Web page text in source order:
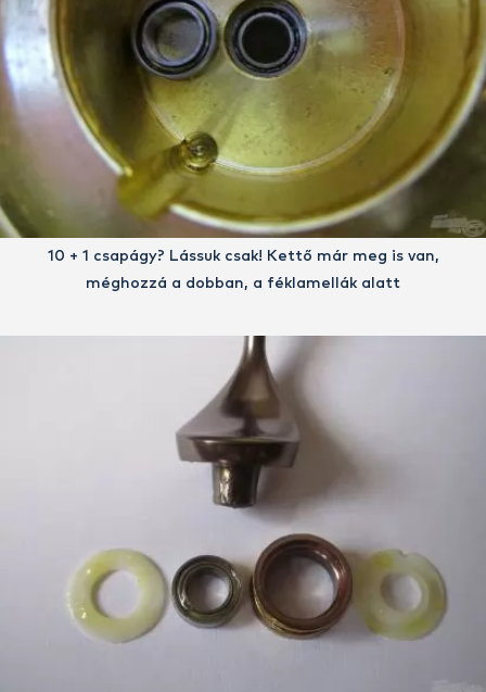
10 + 1 csapágy? Lássuk csak! Kettő már meg is van,
méghozzá a dobban, a féklamellák alatt